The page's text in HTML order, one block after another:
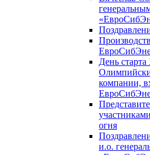
День
компании,
огня
и.о.